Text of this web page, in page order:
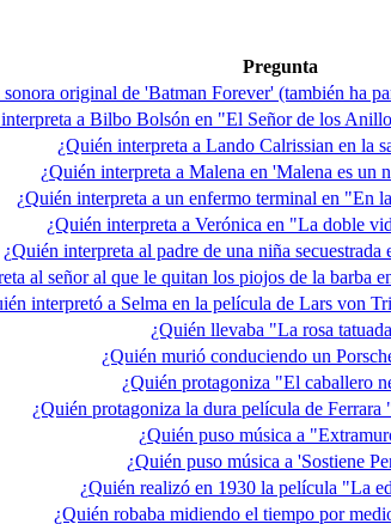
Pregunta
original de 'Batman Forever' (también ha
a Bilbo Bolsón en "El Señor de los
¿Quién interpreta a Lando Calrissian en la
¿Quién interpreta a Malena en 'Malena es un
¿Quién interpreta a un enfermo terminal en "En
¿Quién interpreta a Verónica en "La doble
¿Quién interpreta al padre de una niña
al señor al que le quitan los piojos de la barba
interpretó a Selma en la película de Lars von
¿Quién llevaba "La rosa
¿Quién murió conduciendo un
¿Quién protagoniza "El caballero
¿Quién protagoniza la dura película de
¿Quién puso música a
¿Quién puso música a 'Sostiene
¿Quién realizó en 1930 la película "La
¿Quién robaba midiendo el tiempo por